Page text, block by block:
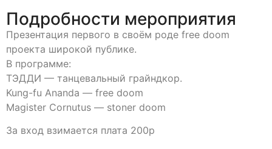
Подробности мероприятия
Презентация первого в своём роде free doom
проекта широкой публике.
В программе:
ТЭДДИ — танцевальный грайндкор.
Kung-fu Ananda — free doom
Magister Cornutus — stoner doom
За вход взимается плата 200р